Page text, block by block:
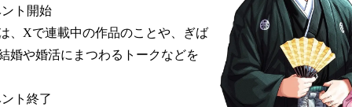
ト開始
、Xで連載中の作品のことや、ぎば
婚や婚活にまつわるトークなどを
ト終了